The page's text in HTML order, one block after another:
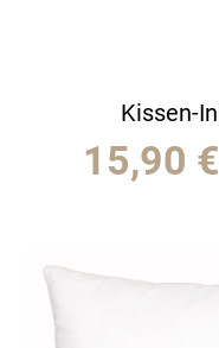
Kissen-
15,90 €